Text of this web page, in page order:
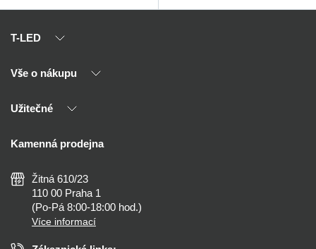
T-LED
O nás
Kontakty
Vše o nákupu
Výhody T-LED
Montáž
Nejčastější dotazy
Než koupíte
Osvětlení dle místnosti
Užitečné
Reklamace a vrácení
Zásady ochrany soukromí
Nastavení cookies
Prohlášení o přístupnosti
Kamenná prodejna
Žitná 610/23
110 00 Praha 1
(Po-Pá 8:00-18:00 hod.)
Více informací